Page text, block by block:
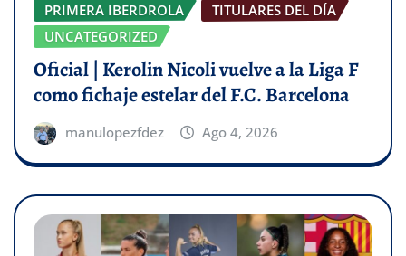
PRIMERA IBERDROLA
TITULARES DEL DÍA
UNCATEGORIZED
Oficial | Kerolin Nicoli vuelve a la Liga F
como fichaje estelar del F.C. Barcelona
manulopezfdez Ago 4, 2026